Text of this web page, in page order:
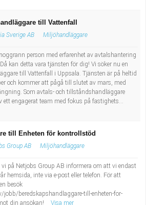
till Vattenfall
Sverige AB Miljöhandläggare
person med erfarenhet av avtalshantering
kan detta vara tjänsten för dig! Vi söker nu en
till Vattenfall i Uppsala. Tjänsten är på heltid
och kommer att pågå till slutet av mars, med
Som avtals- och tillståndshandläggare
ett engagerat team med fokus på fastighets...
till Enheten för kontrollstöd
Group AB Miljöhandläggare
på Netjobs Group AB informera om att vi endast
hemsida, inte via e-post eller telefon. För att
besök
beredskapshandlaggare-till-enheten-for-
din ansökan!
Visa mer